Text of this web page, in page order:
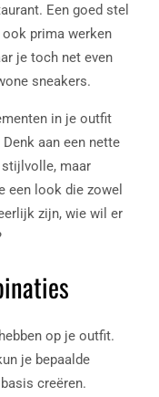
Een goed stel
prima werken
je toch net even
sneakers.
in je outfit
aan een nette
maar
een look die zowel
zijn, wie wil er
op je outfit.
je bepaalde
creëren.